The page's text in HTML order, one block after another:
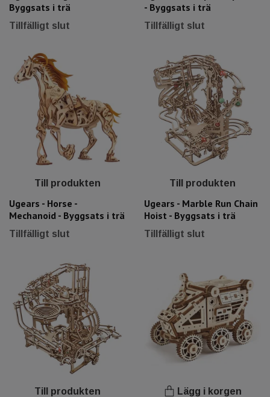
Byggsats i trä
Tillfälligt slut
- Byggsats i trä
Tillfälligt slut
Till produkten
Ugears - Horse -
Mechanoid - Byggsats i trä
Tillfälligt slut
Till produkten
Ugears - Marble Run Chain
Hoist - Byggsats i trä
Tillfälligt slut
Till produkten Lägg i korgen